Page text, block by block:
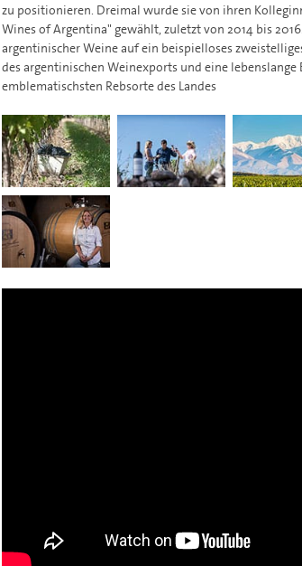
zu positionieren. Dreimal wurde sie von ihren
Wines of Argentina" gewählt, zuletzt von 2014 bis
argentinischer Weine auf ein beispielloses
des argentinischen Weinexports und eine
emblematischsten Rebsorte des Landes